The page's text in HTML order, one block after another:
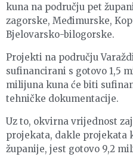
kuna na području pet
zagorske, Međimurske,
Bjelovarsko-bilogorske.
Projekti na području
sufinancirani s gotovo 1,5
milijuna kuna će biti
tehničke dokumentacije.
Uz to, okvirna vrijednost
projekata, dakle projekata
županije, jest gotovo 9,2